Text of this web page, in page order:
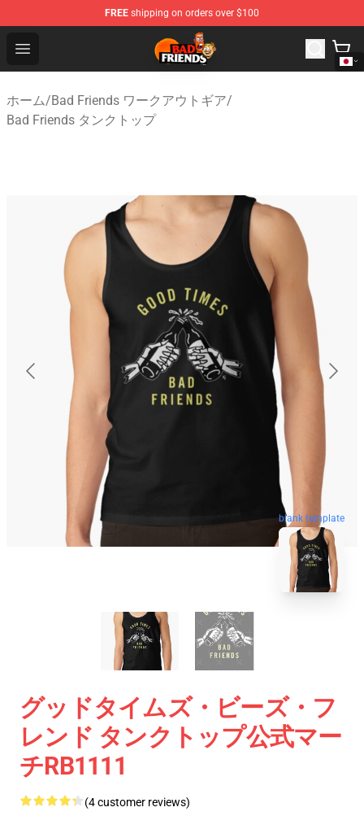
FREE shipping on orders over $100
Open menu
Bad Friends Shop - Official Bad Friends Merchandise
ホーム/Bad Friends ワークアウトギア/
Bad Friends タンクトップ
blank template
グッドタイムズ・ビーズ・フ
レンド タンクトップ公式マー
チRB1111
(4 customer reviews)